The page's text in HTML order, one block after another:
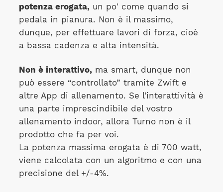
potenza erogata,un po' come quando si
pedala in pianura. Non è il massimo,
dunque, per effettuare lavori di forza, cioè
a bassa cadenza e alta intensità.
Non è interattivo,ma smart, dunque non
può essere “controllato” tramite Zwift e
altre App di allenamento. Se l’interattività è
una parte imprescindibile del vostro
allenamento indoor, allora Turno non è il
prodotto che fa per voi.
La potenza massima erogata è di 700 watt,
viene calcolata con un algoritmo e con una
precisione del +/-4%.